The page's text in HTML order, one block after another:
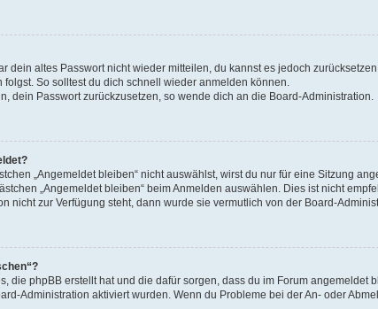
dein altes Passwort nicht wieder mitteilen, du kannst es jedoch
So solltest du dich schnell wieder anmelden können.
dein Passwort zurückzusetzen, so wende dich an die Board-Administration.
„Angemeldet bleiben“ nicht auswählst, wirst du nur für eine Sitzung
„Angemeldet bleiben“ beim Anmelden auswählen. Dies ist nicht
nicht zur Verfügung steht, dann wurde sie vermutlich von der Board-
die phpBB erstellt hat und die dafür sorgen, dass du im Forum
Administration aktiviert wurden. Wenn du Probleme bei der An- oder